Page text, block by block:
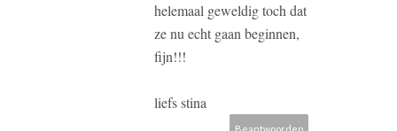
helemaal geweldig toch dat
ze nu echt gaan beginnen,
fijn!!!
liefs stina